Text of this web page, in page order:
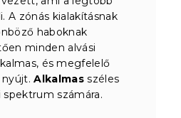
A zónás kialakításnak
haboknak
minden alvási
és megfelelő
nyújt.Alkalmas széles
spektrum számára.